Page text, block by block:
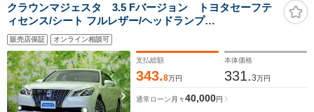
クラウンマジェスタ 3.5 Fバージョン トヨタセーフテ
ィセンス/シート フルレザー/ヘッドランプ
LED/Bluetooth接続/ETC/ABS/横滑り防止装置/アイドリ
ングストップ/クルーズコントロール/バックモニター/フル
セグTV
販売店保証 オンライン相談可
支払総額
343.8万円
本体価格
331.3万円
通常ローン 月々40,000円